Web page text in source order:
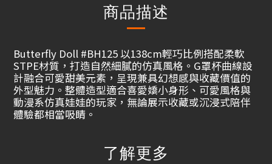
商品描述
Butterfly Doll #BH125 以138cm輕巧比例搭配柔軟
STPE材質，打造自然細膩的仿真風格。G罩杯曲線設
計融合可愛甜美元素，呈現兼具幻想感與收藏價值的
外型魅力。整體造型適合喜愛嬌小身形、可愛風格與
動漫系仿真娃娃的玩家，無論展示收藏或沉浸式陪伴
體驗都相當吸睛。
了解更多